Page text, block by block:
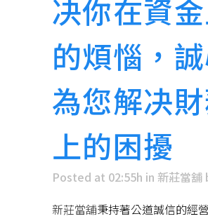
决你在資
的煩惱，
為您解决
上的困擾
Posted at 02:55h in 新莊當舖
新莊當舖秉持著公道誠信的經